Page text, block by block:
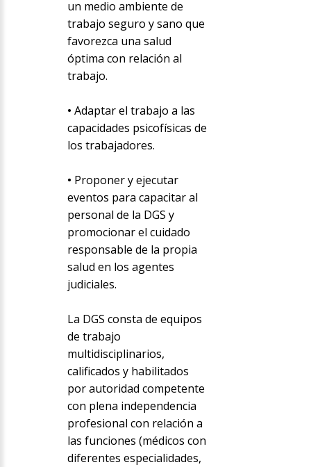
un medio ambiente de
trabajo seguro y sano que
favorezca una salud
óptima con relación al
trabajo.
• Adaptar el trabajo a las
capacidades psicofísicas de
los trabajadores.
• Proponer y ejecutar
eventos para capacitar al
personal de la DGS y
promocionar el cuidado
responsable de la propia
salud en los agentes
judiciales.
La DGS consta de equipos
de trabajo
multidisciplinarios,
calificados y habilitados
por autoridad competente
con plena independencia
profesional con relación a
las funciones (médicos con
diferentes especialidades,